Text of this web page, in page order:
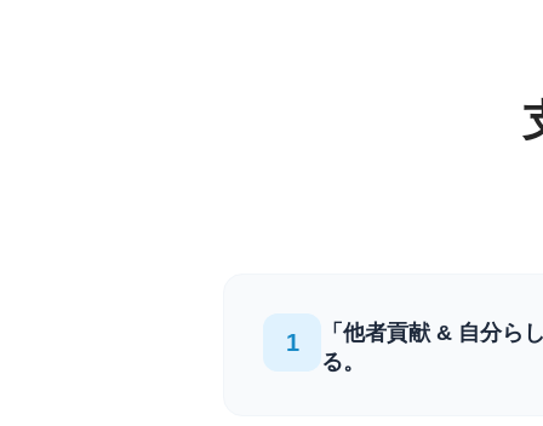
1
「他者貢献 & 自分ら
る。